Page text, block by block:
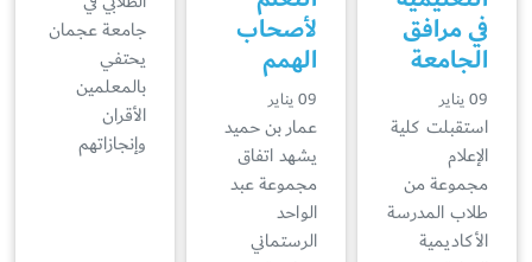
في مرافق
الجامعة
09 يناير
استقبلت كلية
الإعلام
مجموعة من
طلاب المدرسة
الأكاديمية
لأصحاب
الهمم
09 يناير
عمار بن حميد
يشهد اتفاق
مجموعة عبد
الواحد
الرستماني
جامعة عجمان
يحتفي
بالمعلمين
الأقران
وإنجازاتهم